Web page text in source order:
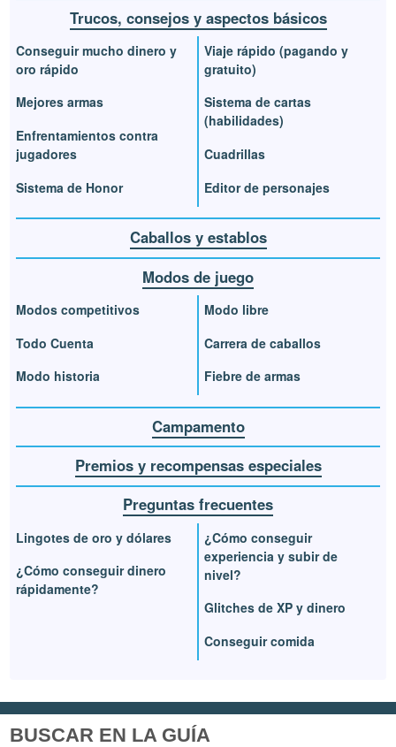
Trucos, consejos y aspectos básicos
Conseguir mucho dinero y
oro rápido
Mejores armas
Enfrentamientos contra
jugadores
Sistema de Honor
Viaje rápido (pagando y
gratuito)
Sistema de cartas
(habilidades)
Cuadrillas
Editor de personajes
Caballos y establos
Modos de juego
Modos competitivos
Todo Cuenta
Modo historia
Modo libre
Carrera de caballos
Fiebre de armas
Campamento
Premios y recompensas especiales
Preguntas frecuentes
Lingotes de oro y dólares
¿Cómo conseguir dinero
rápidamente?
¿Cómo conseguir
experiencia y subir de
nivel?
Glitches de XP y dinero
Conseguir comida
BUSCAR EN LA GUÍA